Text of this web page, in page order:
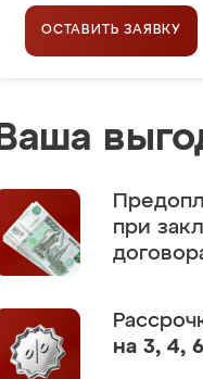
ОСТАВИТЬ ЗАЯВКУ
Ваша
при
на 3, 4,